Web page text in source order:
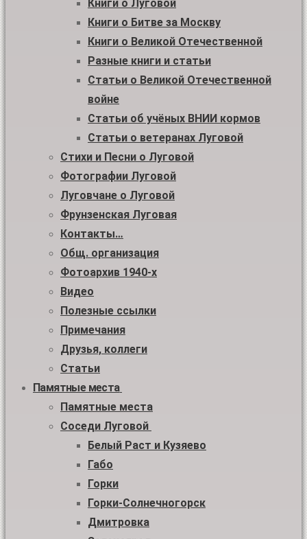
Книги о Луговой
Книги о Битве за Москву
Книги о Великой Отечественной
Разные книги и статьи
Статьи о Великой Отечественной
войне
Статьи об учёных ВНИИ кормов
Статьи о ветеранах Луговой
Стихи и Песни о Луговой
Фотографии Луговой
Луговчане о Луговой
Фрунзенская Луговая
Контакты…
Общ. организация
Фотоархив 1940-х
Видео
Полезные ссылки
Примечания
Друзья, коллеги
Статьи
Памятные места
Памятные места
Соседи Луговой
Белый Раст и Кузяево
Габо
Горки
Горки-Солнечногорск
Дмитровка